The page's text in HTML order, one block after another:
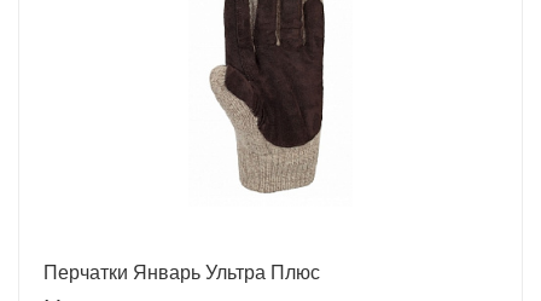
Перчатки Январь Ультра Плюс